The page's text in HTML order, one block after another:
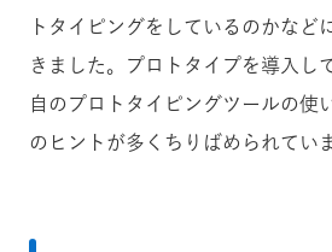
トタイピングをしているのかなど
きました。プロトタイプを導入し
自のプロトタイピングツールの使
のヒントが多くちりばめられてい